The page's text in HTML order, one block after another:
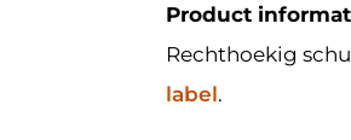
Product
Rechthoekig
label.